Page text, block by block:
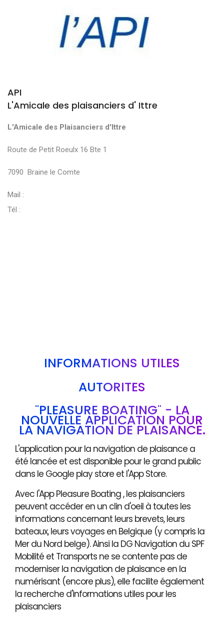
API
L'Amicale des plaisanciers d' Ittre
L'Amicale des Plaisanciers d'Ittre
Route de Petit Roeulx 16 Bte 1
7090 Braine le Comte
Mail :
Tél :
INFORMATIONS UTILES
AUTORITÉS
"PLEASURE BOATING" - LA
NOUVELLE APPLICATION POUR
LA NAVIGATION DE PLAISANCE.
L'application pour la navigation de plaisance a
été lancée et est disponible pour le grand public
dans le Google play store et l'App Store.
Avec l'App Pleasure Boating , les plaisanciers
peuvent accéder en un clin d'oeil à toutes les
informations concernant leurs brevets, leurs
bateaux, leurs voyages en Belgique (y compris la
Mer du Nord belge). Ainsi la DG Navigation du SPF
Mobilité et Transports ne se contente pas de
moderniser la navigation de plaisance en la
numérisant (encore plus), elle facilite également
la recherche d'informations utiles pour les
plaisanciers